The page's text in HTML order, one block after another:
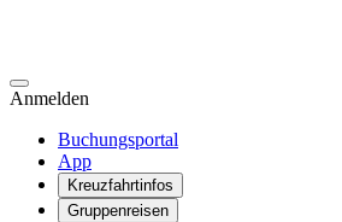
Anmelden
Buchungsportal
App
Kreuzfahrtinfos
Gruppenreisen